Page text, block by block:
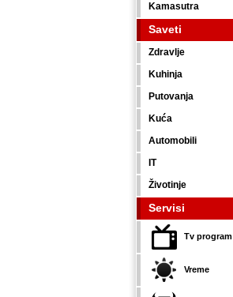
Kamasutra
Saveti
Zdravlje
Kuhinja
Putovanja
Kuća
Automobili
IT
Životinje
Servisi
Tv program
Vreme